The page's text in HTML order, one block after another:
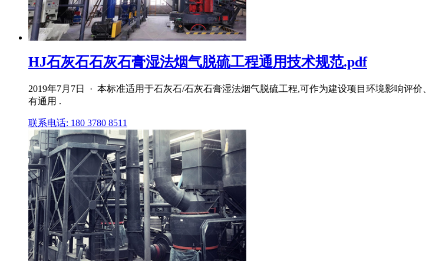
HJ石灰石石灰石膏湿法烟气脱硫工程通用技术规范.pdf
2019年7月7日 · 本标准适用于石灰石/石灰石膏湿法烟气脱硫工程,可作为建设项目环境影响评
有通用 .
联系电话: 180 3780 8511